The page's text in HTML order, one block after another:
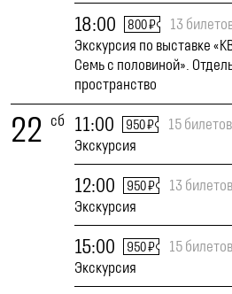
18:00 800 ₽
13
Экскурсия по выставке
Семь с половиной».
пространство
22 сб 11:00 950 ₽
15 билетов
Экскурсия
12:00 950 ₽
13 билетов
Экскурсия
15:00 950 ₽
15 билетов
Экскурсия